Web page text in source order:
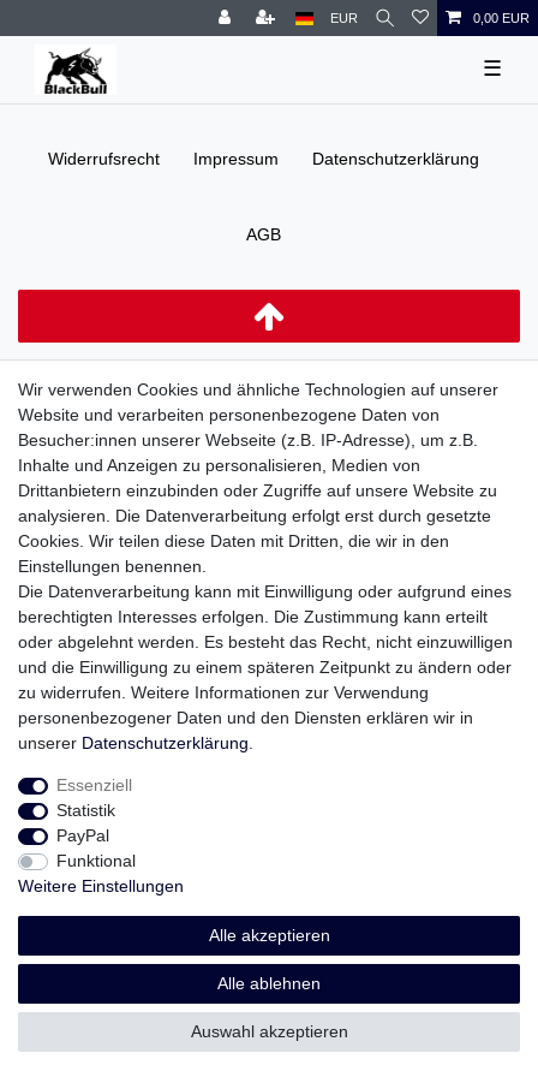
EUR 0,00 EUR
☰
Widerrufs­recht Impressum Daten­schutz­erklärung
AGB
Wir verwenden Cookies und ähnliche Technologien auf unserer
Website und verarbeiten personenbezogene Daten von
Besucher:innen unserer Webseite (z.B. IP-Adresse), um z.B.
Inhalte und Anzeigen zu personalisieren, Medien von
Drittanbietern einzubinden oder Zugriffe auf unsere Website zu
analysieren. Die Datenverarbeitung erfolgt erst durch gesetzte
Cookies. Wir teilen diese Daten mit Dritten, die wir in den
Einstellungen benennen.
Die Datenverarbeitung kann mit Einwilligung oder aufgrund eines
berechtigten Interesses erfolgen. Die Zustimmung kann erteilt
oder abgelehnt werden. Es besteht das Recht, nicht einzuwilligen
und die Einwilligung zu einem späteren Zeitpunkt zu ändern oder
zu widerrufen. Weitere Informationen zur Verwendung
personenbezogener Daten und den Diensten erklären wir in
unserer Daten­schutz­erklärung
Essenziell
Statistik
PayPal
Funktional
Weitere Einstellungen
Alle akzeptieren
Alle ablehnen
Auswahl akzeptieren